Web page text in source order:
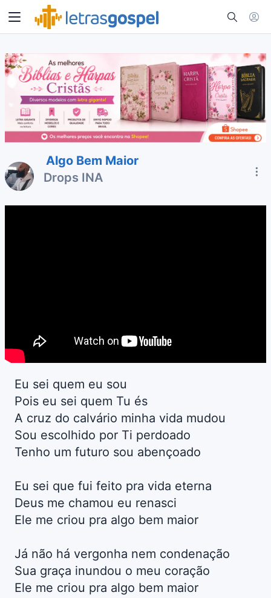
Algo Bem Maior
Drops INA
Eu sei quem eu sou
Pois eu sei quem Tu és
A cruz do calvário minha vida mudou
Sou escolhido por Ti perdoado
Tenho um futuro sou abençoado
Eu sei que fui feito pra vida eterna
Deus me chamou eu renasci
Ele me criou pra algo bem maior
Já não há vergonha nem condenação
Sua graça inundou o meu coração
Ele me criou pra algo bem maior